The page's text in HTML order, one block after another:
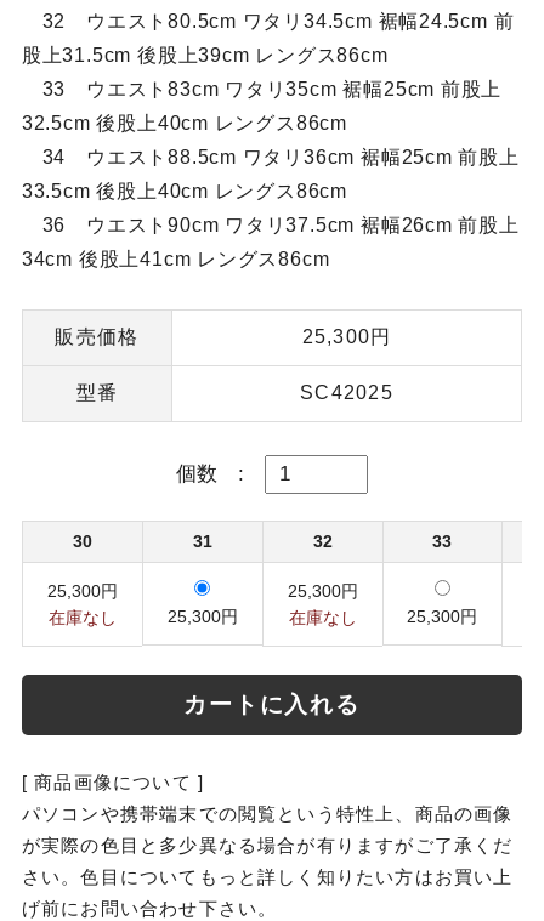
32 ウエスト80.5cm ワタリ34.5cm 裾幅24.5cm 前
股上31.5cm 後股上39cm レングス86cm
33 ウエスト83cm ワタリ35cm 裾幅25cm 前股上
32.5cm 後股上40cm レングス86cm
34 ウエスト88.5cm ワタリ36cm 裾幅25cm 前股上
33.5cm 後股上40cm レングス86cm
36 ウエスト90cm ワタリ37.5cm 裾幅26cm 前股上
34cm 後股上41cm レングス86cm
販売価格 25,300円
型番 SC42025
個数 :
30 31 32 33
25,300円
在庫なし
25,300円
25,300円
在庫なし
25,300円
カートに入れる
[ 商品画像について ]
パソコンや携帯端末での閲覧という特性上、商品の画像
が実際の色目と多少異なる場合が有りますがご了承くだ
さい。色目についてもっと詳しく知りたい方はお買い上
げ前にお問い合わせ下さい。